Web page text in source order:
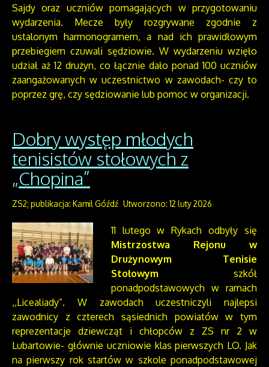
Sajdy oraz uczniów pomagających w przygotowaniu
wydarzenia. Mecze były rozgrywane zgodnie z
ustalonym harmonogramem, a nad ich prawidłowym
przebiegiem czuwali sędziowie. W wydarzeniu wzięło
udział aż 12 drużyn, co łącznie dało ponad 100 uczniów
zaangażowanych w uczestnictwo w zawodach- czy to
poprzez grę, czy sędziowanie lub pomoc w organizacji.
Dobry występ młodych
tenisistów stołowych z
„Chopina”
ZS2; publikacja: Kamil Góźdź Utworzono: 12 luty 2026
11 lutego w Rykach odbyły się
Mistrzostwa Rejonu w
Drużynowym Tenisie
Stołowym szkół
ponadpodstawowych w ramach
,,Licealiady”. W zawodach uczestniczyli najlepsi
zawodnicy z czterech sąsiednich powiatów w tym
reprezentacje dziewcząt i chłopców z ZS nr 2 w
Lubartowie- głównie uczniowie klas pierwszych LO. Jak
na pierwszy rok startów w szkole ponadpodstawowej